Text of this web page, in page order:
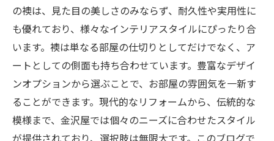
の襖は、見た目の美しさのみならず、耐久性や実用性に
も優れており、様々なインテリアスタイルにぴったり合
います。襖は単なる部屋の仕切りとしてだけでなく、ア
ートとしての側面も持ち合わせています。豊富なデザイ
ンオプションから選ぶことで、お部屋の雰囲気を一新す
ることができます。現代的なリフォームから、伝統的な
模様まで、金沢屋では個々のニーズに合わせたスタイル
が提供されており、選択肢は無限大です。このブログで